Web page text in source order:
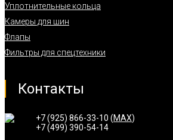
Уплотнительные кольца
Камеры для шин
Флапы
Фильтры для спецтехники
Контакты
+7 (925) 866-33-10 (MAX)
+7 (499) 390-54-14